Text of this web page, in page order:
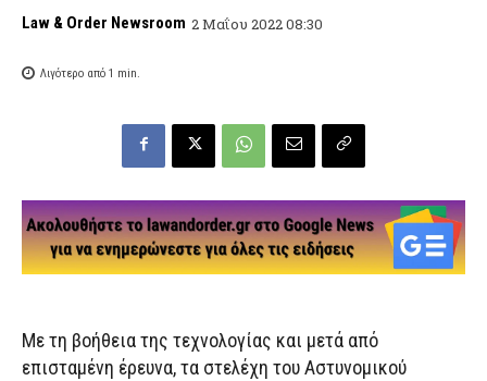
Law & Order Newsroom 2 Μαΐου 2022 08:30
Λιγότερο από 1 min.
Με τη βοήθεια της τεχνολογίας και μετά από
επισταμένη έρευνα, τα στελέχη του Αστυνομικού